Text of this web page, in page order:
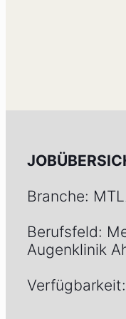
Branche:
Berufsfeld:
Augenklinik